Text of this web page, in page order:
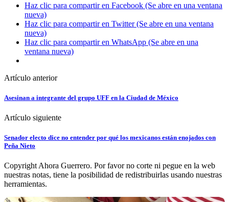
Haz clic para compartir en Facebook (Se abre en una ventana
nueva)
Haz clic para compartir en Twitter (Se abre en una ventana
nueva)
Haz clic para compartir en WhatsApp (Se abre en una
ventana nueva)
Artículo anterior
Asesinan a integrante del grupo UFF en la Ciudad de México
Artículo siguiente
Senador electo dice no entender por qué los mexicanos están enojados con
Peña Nieto
Copyright Ahora Guerrero. Por favor no corte ni pegue en la web
nuestras notas, tiene la posibilidad de redistribuirlas usando nuestras
herramientas.